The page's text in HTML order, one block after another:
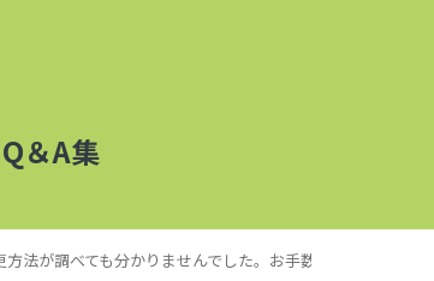
＆A集
法が調べても分かりませんでした。お手数ですが、ご教示